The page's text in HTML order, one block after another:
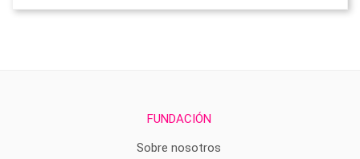
FUNDACIÓN
Sobre nosotros